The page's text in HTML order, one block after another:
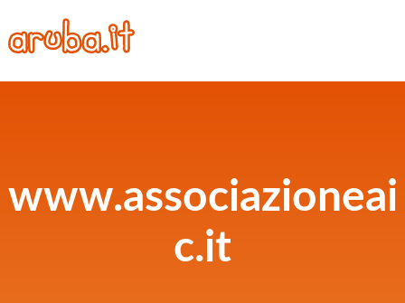
www.associazioneai
c.it